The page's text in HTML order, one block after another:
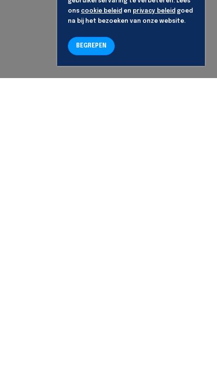
ons cookie beleid en privacy beleid goed
na bij het bezoeken van onze website.
BEGREPEN